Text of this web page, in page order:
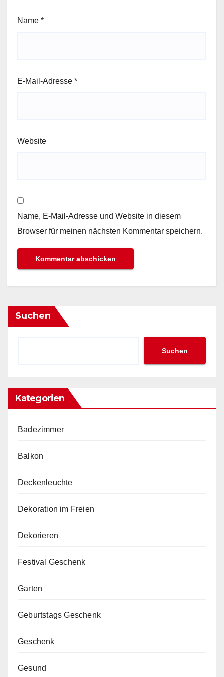
Name *
E-Mail-Adresse *
Website
Name, E-Mail-Adresse und Website in diesem
Browser für meinen nächsten Kommentar speichern.
Suchen
Suchen
Kategorien
Badezimmer
Balkon
Deckenleuchte
Dekoration im Freien
Dekorieren
Festival Geschenk
Garten
Geburtstags Geschenk
Geschenk
Gesund